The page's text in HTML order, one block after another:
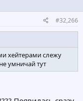
#32,266
хейтерами слежу
умничай тут